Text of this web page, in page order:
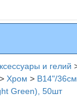
и гелий
> Хром > B14"/
Green), 50шт